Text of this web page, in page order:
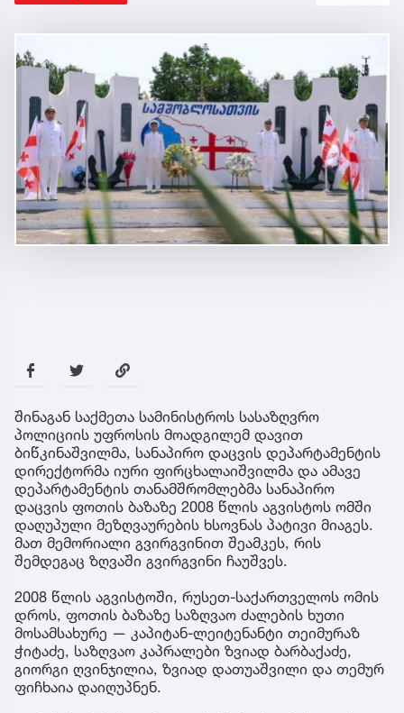
შინაგან საქმეთა სამინისტროს სასაზღვრო
პოლიციის უფროსის მოადგილემ დავით
ბიწკინაშვილმა, სანაპირო დაცვის დეპარტამენტის
დირექტორმა იური ფირცხალაიშვილმა და ამავე
დეპარტამენტის თანამშრომლებმა სანაპირო
დაცვის ფოთის ბაზაზე 2008 წლის აგვისტოს ომში
დაღუპული მეზღვაურების ხსოვნას პატივი მიაგეს.
მათ მემორიალი გვირგვინით შეამკეს, რის
შემდეგაც ზღვაში გვირგვინი ჩაუშვეს.
2008 წლის აგვისტოში, რუსეთ-საქართველოს ომის
დროს, ფოთის ბაზაზე საზღვაო ძალების ხუთი
მოსამსახურე — კაპიტან-ლეიტენანტი თეიმურაზ
ჭიტაძე, საზღვაო კაპრალები ზვიად ბარბაქაძე,
გიორგი ღვინჯილია, ზვიად დათუაშვილი და თემურ
ფიჩხაია დაიღუპნენ.